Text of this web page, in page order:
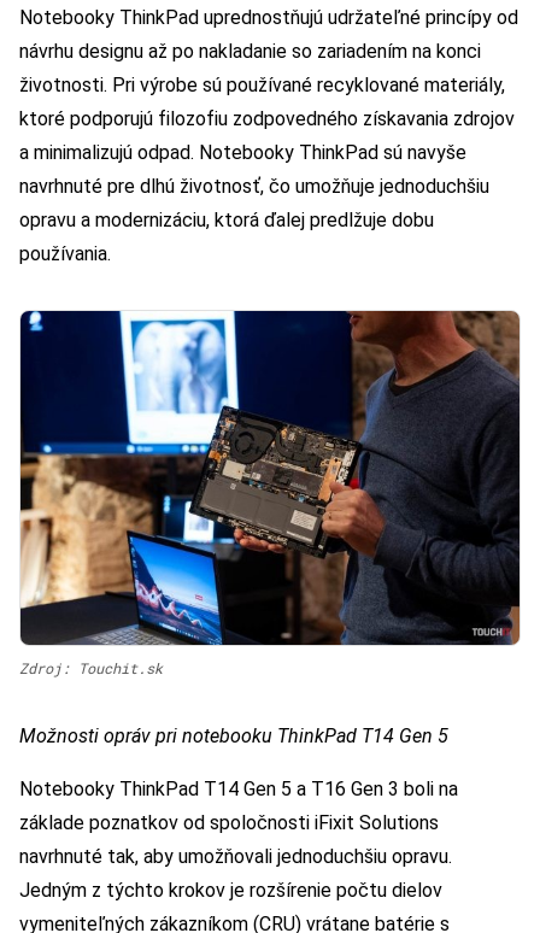
Notebooky ThinkPad uprednostňujú udržateľné princípy od
návrhu designu až po nakladanie so zariadením na konci
životnosti. Pri výrobe sú používané recyklované materiály,
ktoré podporujú filozofiu zodpovedného získavania zdrojov
a minimalizujú odpad. Notebooky ThinkPad sú navyše
navrhnuté pre dlhú životnosť, čo umožňuje jednoduchšiu
opravu a modernizáciu, ktorá ďalej predlžuje dobu
používania.
Zdroj: Touchit.sk
Možnosti opráv pri notebooku ThinkPad T14 Gen 5
Notebooky ThinkPad T14 Gen 5 a T16 Gen 3 boli na
základe poznatkov od spoločnosti iFixit Solutions
navrhnuté tak, aby umožňovali jednoduchšiu opravu.
Jedným z týchto krokov je rozšírenie počtu dielov
vymeniteľných zákazníkom (CRU) vrátane batérie s